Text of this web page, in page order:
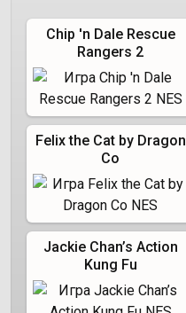
Chip 'n Dale Rescue
Rangers 2
Felix the Cat by Dragon
Co
Jackie Chan’s Action
Kung Fu